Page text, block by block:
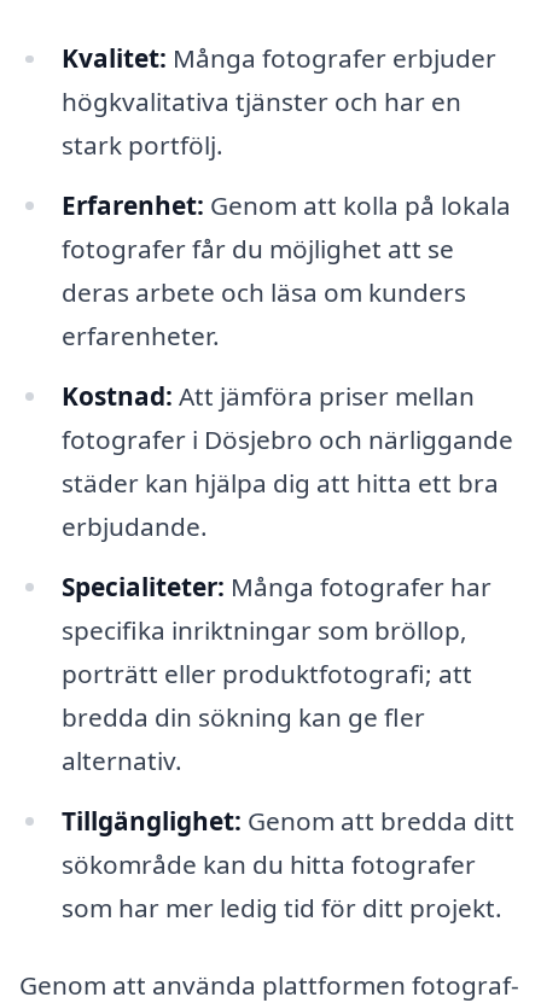
Kvalitet: Många fotografer erbjuder
högkvalitativa tjänster och har en
stark portfölj.
Erfarenhet: Genom att kolla på lokala
fotografer får du möjlighet att se
deras arbete och läsa om kunders
erfarenheter.
Kostnad: Att jämföra priser mellan
fotografer i Dösjebro och närliggande
städer kan hjälpa dig att hitta ett bra
erbjudande.
Specialiteter: Många fotografer har
specifika inriktningar som bröllop,
porträtt eller produktfotografi; att
bredda din sökning kan ge fler
alternativ.
Tillgänglighet: Genom att bredda ditt
sökområde kan du hitta fotografer
som har mer ledig tid för ditt projekt.
Genom att använda plattformen fotograf-